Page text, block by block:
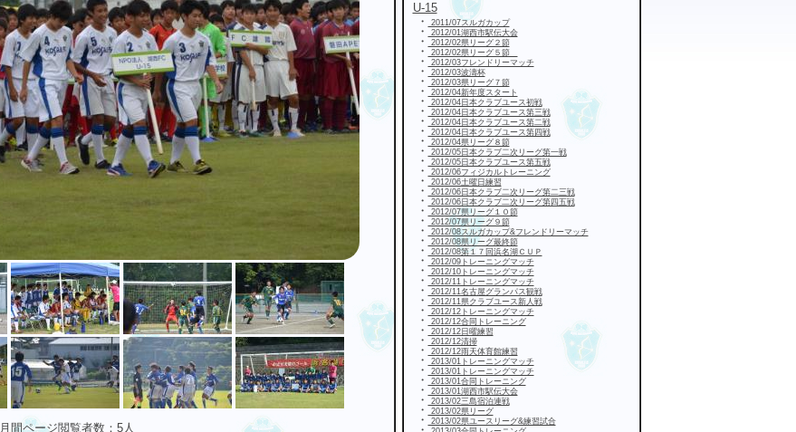
月間ページ閲覧者数：5人
U-15
・
2011/07スルガカップ
・ 2012/01湖西市駅伝大会
・ 2012/02県リーグ２節
・ 2012/02県リーグ５節
・ 2012/03フレンドリーマッチ
・ 2012/03波濤杯
・ 2012/03県リーグ７節
・ 2012/04新年度スタート
・ 2012/04日本クラブユース初戦
・ 2012/04日本クラブユース第三戦
・ 2012/04日本クラブユース第二戦
・ 2012/04日本クラブユース第四戦
・ 2012/04県リーグ８節
・ 2012/05日本クラブ二次リーグ第一戦
・ 2012/05日本クラブユース第五戦
・ 2012/06フィジカルトレーニング
・ 2012/06土曜日練習
・ 2012/06日本クラブ二次リーグ第二三戦
・ 2012/06日本クラブ二次リーグ第四五戦
・ 2012/07県リーグ１０節
・ 2012/07県リーグ９節
・ 2012/08スルガカップ&フレンドリーマッチ
・ 2012/08県リーグ最終節
・ 2012/08第１７回浜名湖ＣＵＰ
・ 2012/09トレーニングマッチ
・ 2012/10トレーニングマッチ
・ 2012/11トレーニングマッチ
・ 2012/11名古屋グランパス観戦
・ 2012/11県クラブユース新人戦
・ 2012/12トレーニングマッチ
・ 2012/12合同トレーニング
・ 2012/12日曜練習
・ 2012/12清掃
・ 2012/12雨天体育館練習
・ 2013/01トレーニングマッチ
・ 2013/01トレーニングマッチ
・ 2013/01合同トレーニング
・ 2013/01湖西市駅伝大会
・ 2013/02三島宿泊連戦
・ 2013/02県リーグ
・ 2013/02県ユースリーグ&練習試合